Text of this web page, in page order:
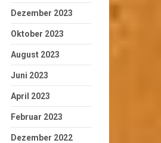
Dezember 2023
Oktober 2023
August 2023
Juni 2023
April 2023
Februar 2023
Dezember 2022